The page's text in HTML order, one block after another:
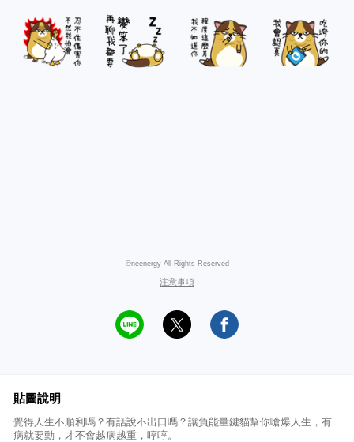
©neenergy All Rights Reserved
注意事項
貼圖說明
覺得人生不順利嗎？有話說不出口嗎？讓負能量鍵貓幫你嗆爆人生，有
病就要動，才不會越病越重，哼哼。